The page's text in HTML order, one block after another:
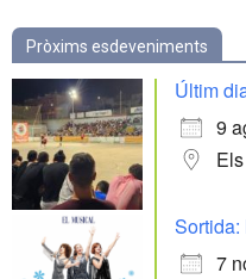
Pròxims esdeveniments
Últim
9
Sortida:
7